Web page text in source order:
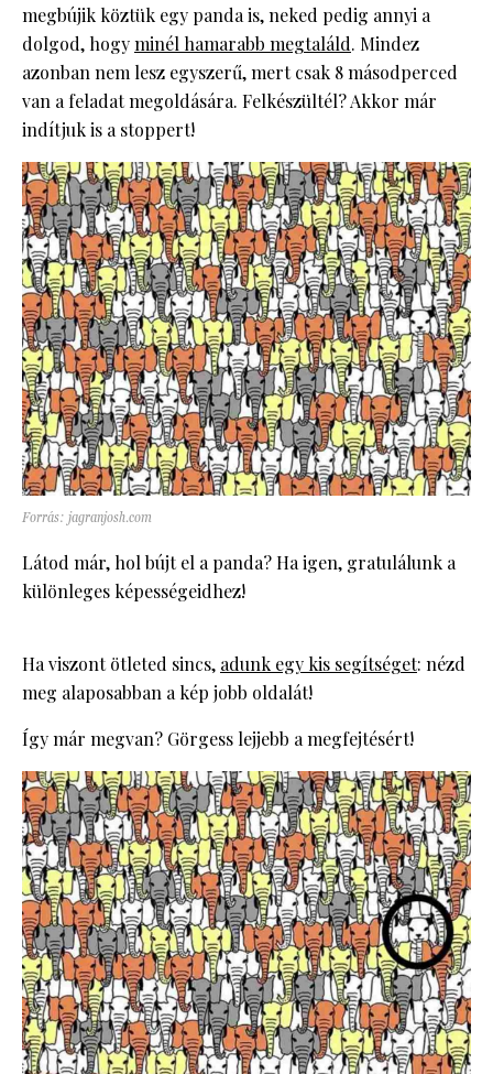
megbújik köztük egy panda is, neked pedig annyi a
dolgod, hogyminél hamarabb megtaláld. Mindez
azonban nem lesz egyszerű, mert csak 8 másodperced
van a feladat megoldására. Felkészültél? Akkor már
indítjuk is a stoppert!
Forrás: jagranjosh.com
Látod már, hol bújt el a panda? Ha igen, gratulálunk a
különleges képességeidhez!
Ha viszont ötleted sincs, adunk egy kis segítséget: nézd
meg alaposabban a kép jobb oldalát!
Így már megvan? Görgess lejjebb a megfejtésért!